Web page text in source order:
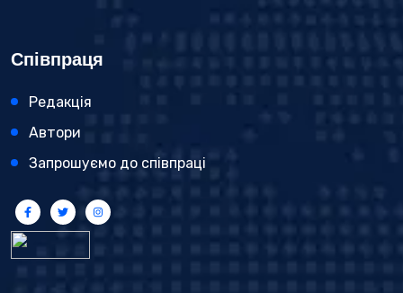
Співпраця
Редакція
Автори
Запрошуємо до співпраці